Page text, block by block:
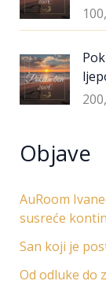
Objave
AuRoom
susreće
San koji je
Od odluke do